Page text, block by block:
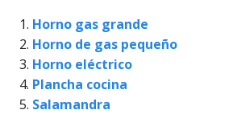
Horno gas grande
Horno de gas pequeño
Horno eléctrico
Plancha cocina
Salamandra